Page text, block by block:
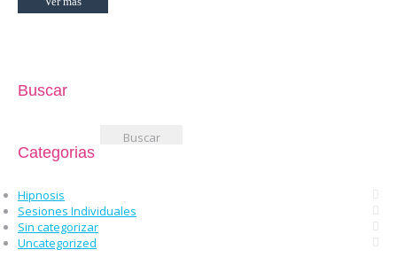
Buscar
Categorias
Hipnosis
Sesiones Individuales
Sin categorizar
Uncategorized